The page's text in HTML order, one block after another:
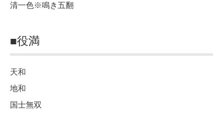
清一色※鳴き五翻
■役満
天和
地和
国士無双